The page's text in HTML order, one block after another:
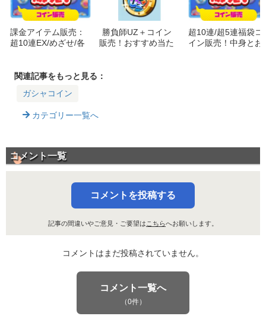
課金アイテム販売：
超10連EX/めざせ/各
勝負師UZ＋コイン
販売！おすすめ当た
超10連/超5連福袋コ
イン販売！中身とお
関連記事をもっと見る：
ガシャコイン
カテゴリー一覧へ
コメント一覧
コメントを投稿する
記事の間違いやご意見・ご要望は こちらへお願いします。
コメントはまだ投稿されていません。
コメント一覧へ
（0件）